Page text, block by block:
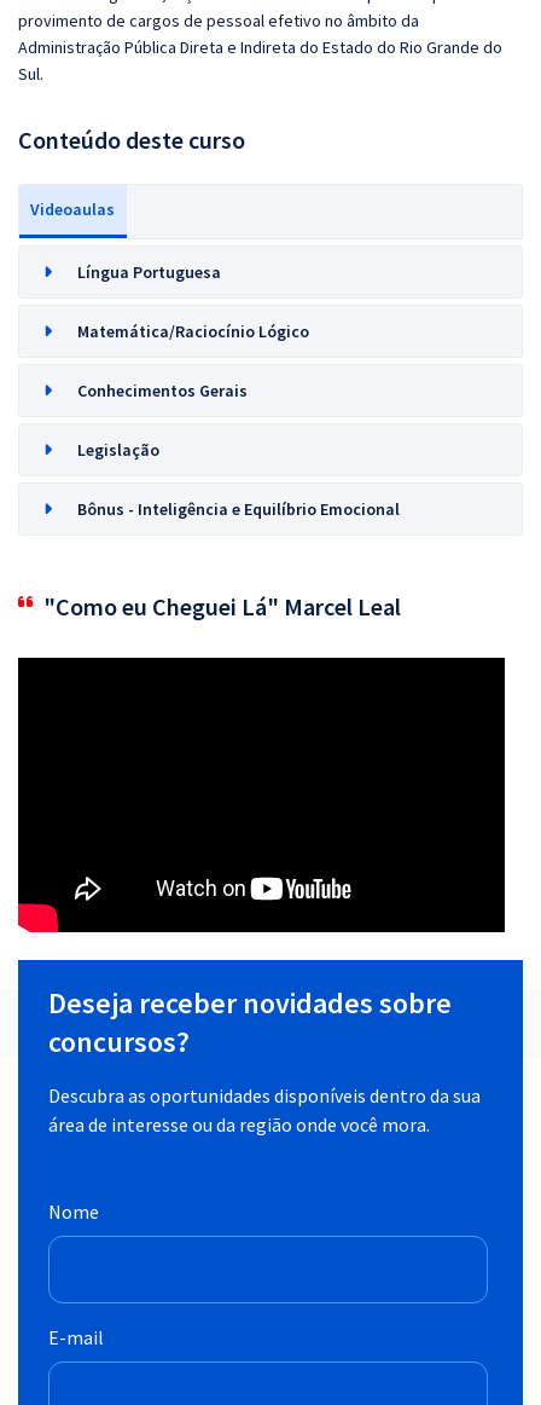
provimento de cargos de pessoal efetivo no âmbito da
Administração Pública Direta e Indireta do Estado do Rio Grande do
Sul.
Conteúdo deste curso
Videoaulas
Língua Portuguesa
Matemática/Raciocínio Lógico
Conhecimentos Gerais
Legislação
Bônus - Inteligência e Equilíbrio Emocional
"Como eu Cheguei Lá" Marcel Leal
Deseja receber novidades sobre
concursos?
Descubra as oportunidades disponíveis dentro da sua
área de interesse ou da região onde você mora.
Nome
E-mail